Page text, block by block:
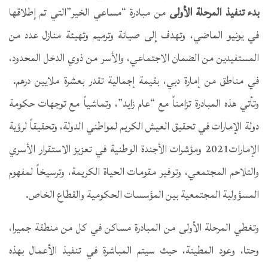
بدء تنفيذ المرحلة الأولى من مبادرة “مساعي الخير”التي تم إطلاقها
في يونيو الماضي، وتهدف إلى صيانة وترميم وتهيئة منازل عدد من
المستفيدين من الضمان الاجتماعي، والأسر من ذوي الدخل المحدود،
في مناطق من إمارة دبي، بقيمة إجمالية تقدر بعشرة ملايين درهم.
وتأتي هذه المبادرة تزامناً مع “عام زايد”، وتماشياً مع توجهات حكومة
دولة الإمارات في تحقيق العيش الكريم لمواطني الدولة، وتحقيقاً لرؤية
الإمارات2021 ومؤشرات الأجندة الوطنية في تعزيز الاستقرار الأسري
والتلاحم المجتمعي، وتوفير مقومات الحياة الكريمة، وترسيخاً لمفهوم
المسؤولية المجتمعية بين المؤسسات الحكومية والقطاع الخاص.
وتغطي المرحلة الأولى من المبادرة مساكن في كل من منطقة جميرا،
وحتا، وعود المطينة، حيث سيتم المباشرة في تنفيذ الأعمال بهذه